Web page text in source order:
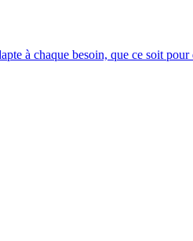
à chaque besoin, que ce soit pour